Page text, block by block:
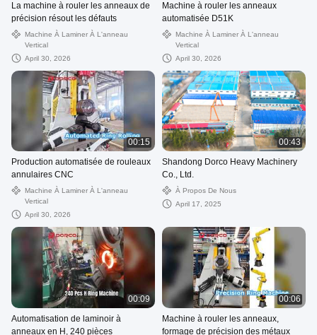
La machine à rouler les anneaux de
précision résout les défauts
Machine À Laminer À L'anneau
Vertical
April 30, 2026
Machine à rouler les anneaux
automatisée D51K
Machine À Laminer À L'anneau
Vertical
April 30, 2026
00:15
Production automatisée de rouleaux
annulaires CNC
Machine À Laminer À L'anneau
Vertical
April 30, 2026
00:43
Shandong Dorco Heavy Machinery
Co., Ltd.
À Propos De Nous
April 17, 2025
00:09
Automatisation de laminoir à
anneaux en H, 240 pièces
00:06
Machine à rouler les anneaux,
formage de précision des métaux